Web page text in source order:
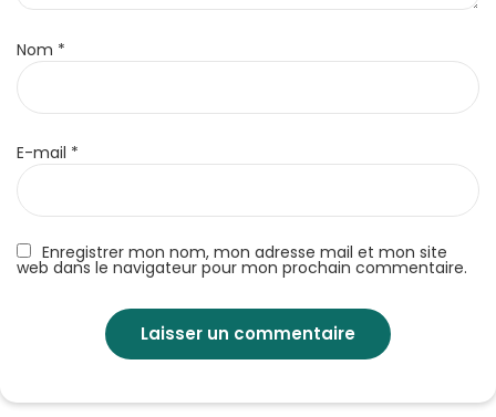
Enregistrer mon nom, mon adresse mail et mon site
web dans le navigateur pour mon prochain commentaire.
Nom *
E-mail *